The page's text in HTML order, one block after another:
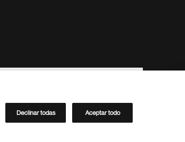
Directorio de Novartis
Declinar todas Aceptar todo